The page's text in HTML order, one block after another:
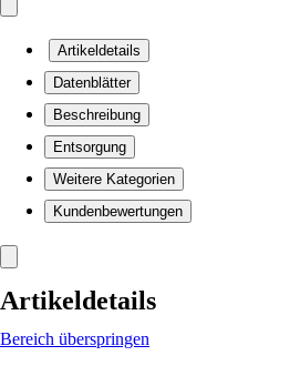
Artikeldetails
Datenblätter
Beschreibung
Entsorgung
Weitere Kategorien
Kundenbewertungen
Artikeldetails
Bereich überspringen